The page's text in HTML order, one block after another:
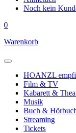
Noch kein
0
Warenkorb
HOANZL
Film & TV
Kabarett &
Musik
Buch &
Streaming
Tickets